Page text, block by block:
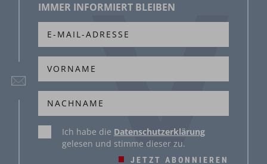
IMMER INFORMIERT BLEIBEN
JETZT ABONNIEREN
Ich habe die Datenschutzerklärung
gelesen und stimme dieser zu.